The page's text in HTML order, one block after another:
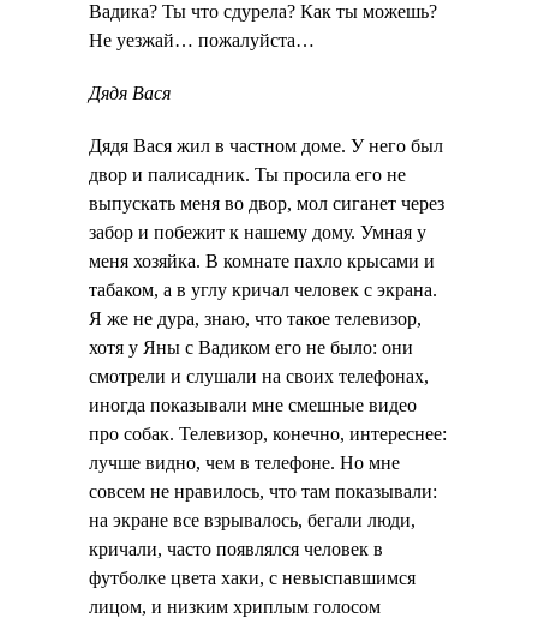
Вадика? Ты что сдурела? Как ты можешь?
Не уезжай… пожалуйста…
Дядя Вася
Дядя Вася жил в частном доме. У него был
двор и палисадник. Ты просила его не
выпускать меня во двор, мол сиганет через
забор и побежит к нашему дому. Умная у
меня хозяйка. В комнате пахло крысами и
табаком, а в углу кричал человек с экрана.
Я же не дура, знаю, что такое телевизор,
хотя у Яны с Вадиком его не было: они
смотрели и слушали на своих телефонах,
иногда показывали мне смешные видео
про собак. Телевизор, конечно, интереснее:
лучше видно, чем в телефоне. Но мне
совсем не нравилось, что там показывали:
на экране все взрывалось, бегали люди,
кричали, часто появлялся человек в
футболке цвета хаки, с невыспавшимся
лицом, и низким хриплым голосом